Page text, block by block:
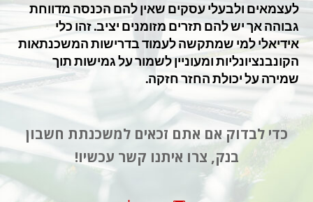
לעצמאים ולבעלי עסקים שאין להם הכנסה מדווחת
גבוהה אך יש להם תזרים מזומנים יציב. זהו כלי
אידיאלי למי שמתקשה לעמוד בדרישות המשכנתאות
הקונבנציונליות ומעוניין לשמור על גמישות תוך
שמירה על יכולת החזר חזקה.
כדי לבדוק אם אתם זכאים למשכנתת חשבון
בנק, צרו איתנו קשר עכשיו!